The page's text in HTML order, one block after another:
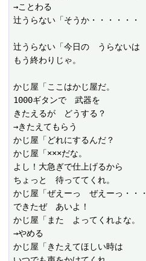
→ことわる
辻うらない「そうか・・・・・・
辻うらない「今日の　うらないは
もう終わりじゃ。
かじ屋「ここはかじ屋だ。
1000ギタンで　武器を
きたえるが　どうする？
→きたえてもらう
かじ屋「どれにするんだ？
かじ屋「×××だな。
よし！大急ぎで仕上げるから
ちょっと　待っててくれ。
かじ屋「ぜえーっ　ぜえーっ・・・
できたぜ　あいよ！
かじ屋「また　よってくれよな。
→やめる
かじ屋「きたえてほしい時は